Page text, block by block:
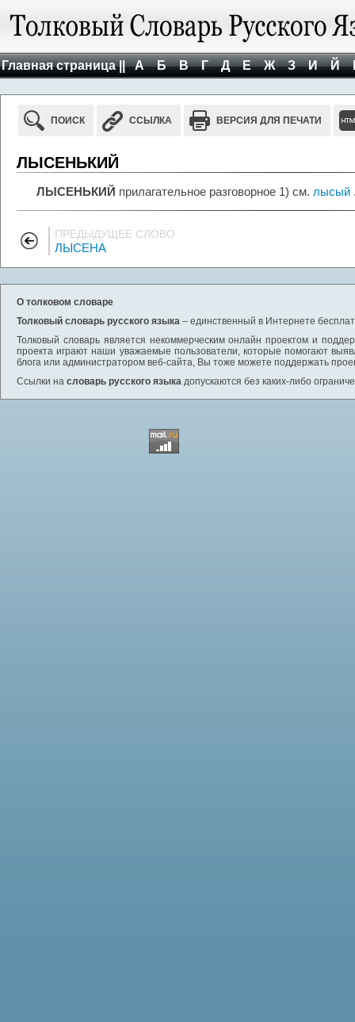
Главная страница || А Б В Г Д Е Ж З И Й
ПОИСК ССЫЛКА ВЕРСИЯ ДЛЯ ПЕЧАТИ
ЛЫСЕНЬКИЙ
ЛЫСЕНЬКИЙ прилагательное разговорное 1) см. лысый
ПРЕДЫДУЩЕЕ СЛОВО
ЛЫСЕНА
О толковом словаре
Толковый словарь русского языка – единственный в Интернете
Толковый словарь является некоммерческим онлайн проектом и
проекта играют наши уважаемые пользователи, которые помогают
блога или администратором веб-сайта, Вы тоже можете поддержать
Ссылки на словарь русского языка допускаются без каких-либо